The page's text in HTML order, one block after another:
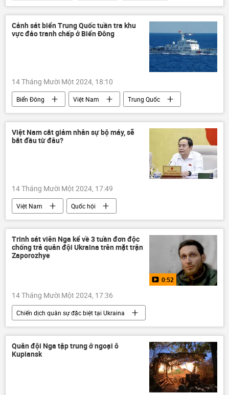
Nga
Hải quân Nga
EU
Hoa Kỳ
phương Tây
Cảnh sát biển Trung Quốc tuần tra khu
vực đảo tranh chấp ở Biển Đông
14 Tháng Mười Một 2024, 18:10
Biển Đông Việt Nam
Trung Quốc
Thế giới
Châu Á
cảnh sát
tàu cảnh sát biển
tranh chấp lãnh thổ
Việt Nam cắt giảm nhân sự bộ máy, sẽ
bắt đầu từ đâu?
14 Tháng Mười Một 2024, 17:49
Việt Nam
Quốc hội
Trần Thanh Mẫn
Chính trị
Pháp luật
Tô Lâm
Trinh sát viên Nga kể về 3 tuần đơn độc
chống trả quân đội Ukraina trên mặt trận
Zaporozhye
0:52
14 Tháng Mười Một 2024, 17:36
Chiến dịch quân sự đặc biệt tại Ukraina
Bộ Quốc phòng Nga
Nga
Cuộc khủng hoảng ở Ukraina
Zaporozhye
Quân đội Nga tập trung ở ngoại ô
Kupiansk